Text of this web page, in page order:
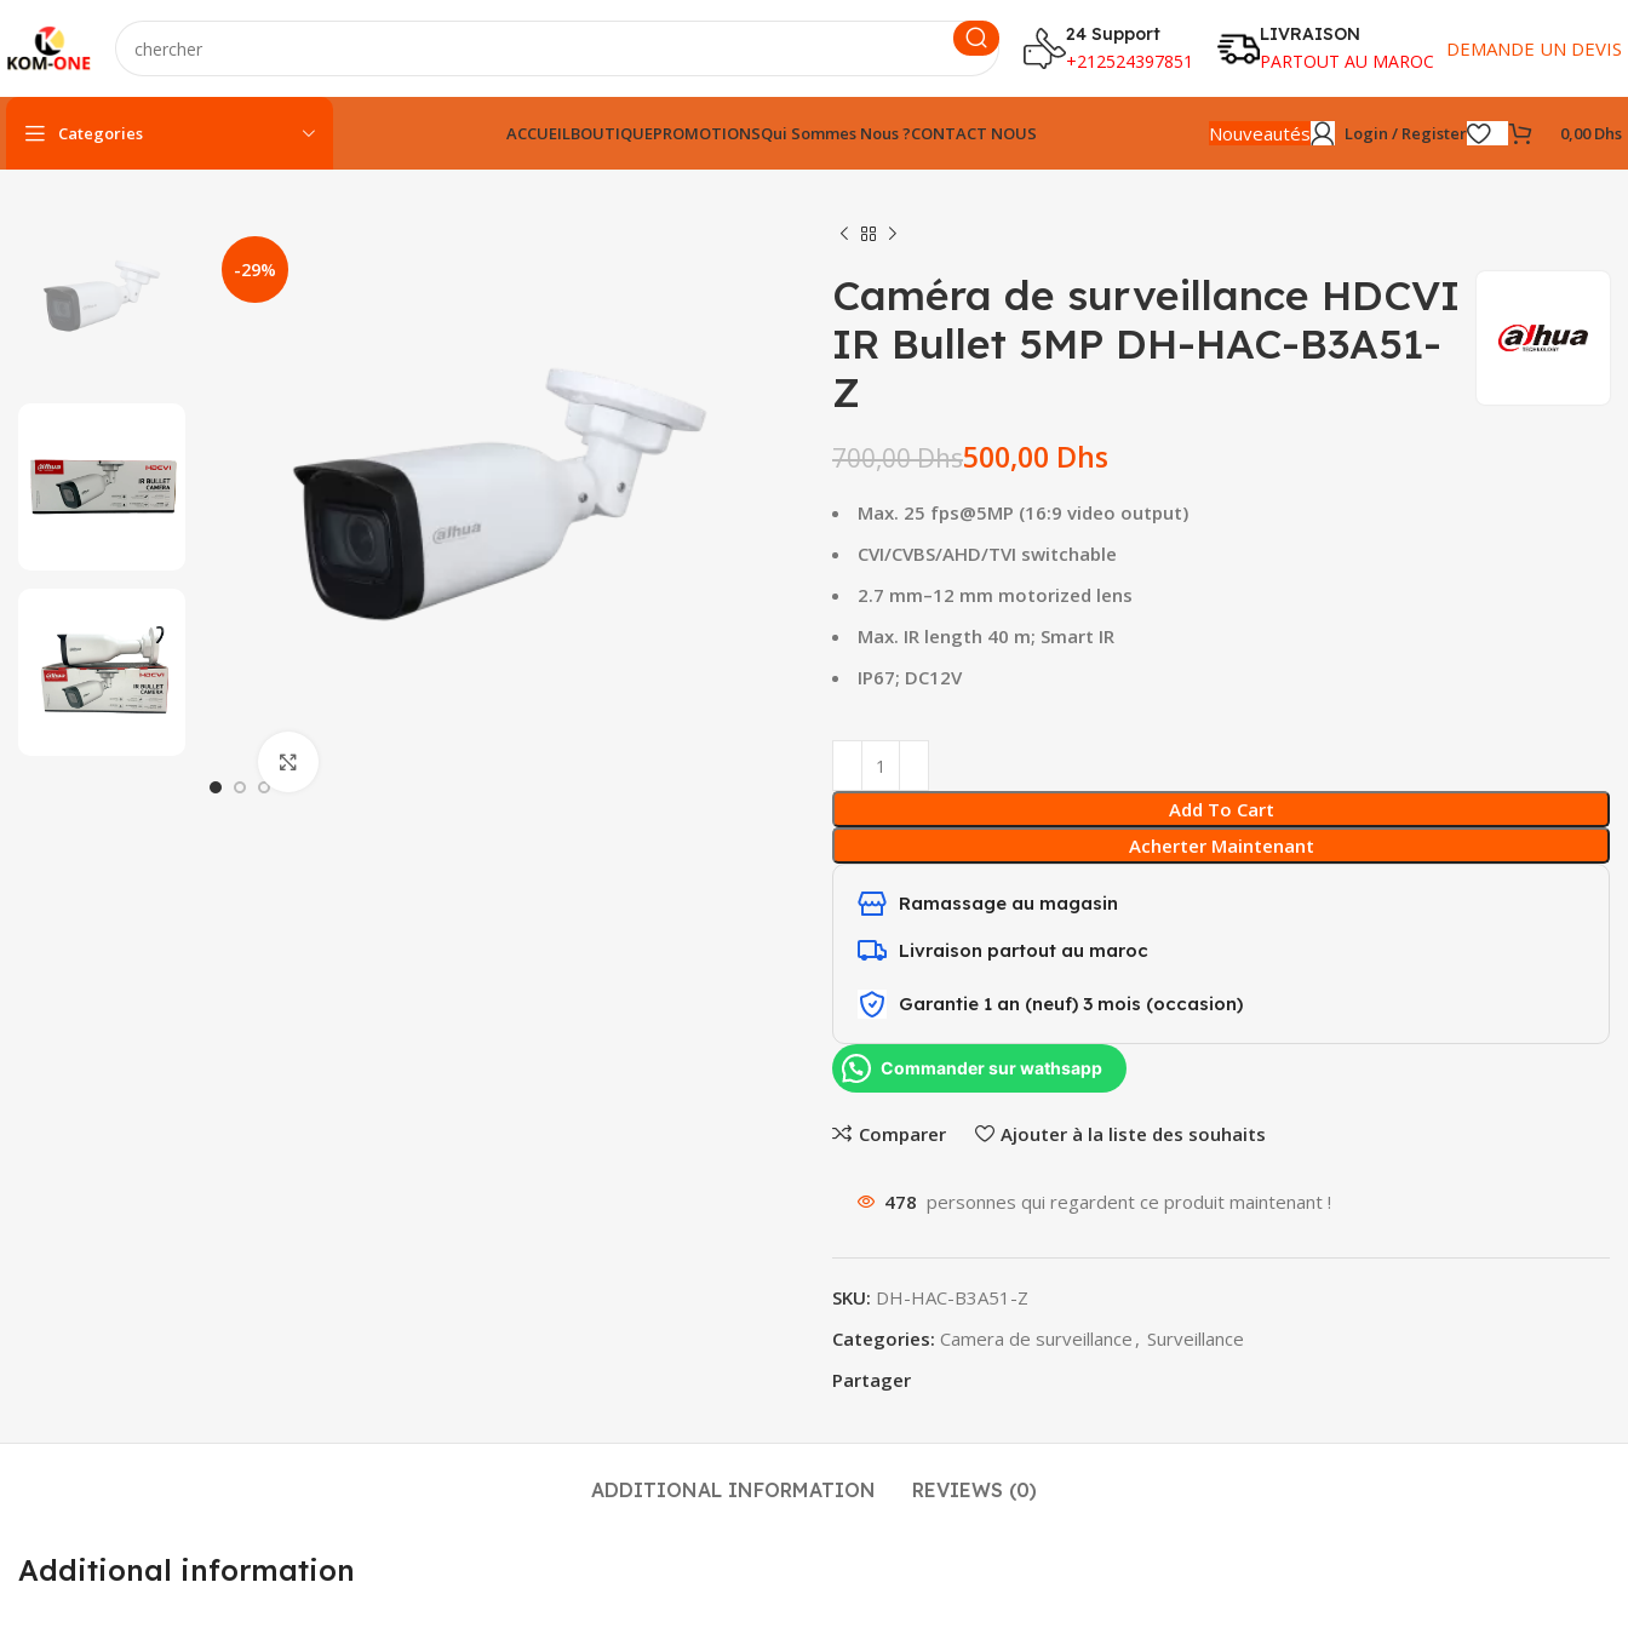
24 Support
+212524397851
LIVRAISON
PARTOUT AU MAROC DEMANDE UN DEVIS
Categories
Unité centarle
Unité centarle avec écran
Tout-en-un
ACCUEILBOUTIQUEPROMOTIONSQui Sommes Nous ?CONTACT NOUS Nouveautés Login / Register 0,00Dhs
-29%
Caméra de surveillance HDCVI
IR Bullet 5MP DH-HAC-B3A51-
Z
700,00Dhs500,00 Dhs
Max. 25 fps@5MP (16:9 video output)
CVI/CVBS/AHD/TVI switchable
2.7 mm–12 mm motorized lens
Max. IR length 40 m; Smart IR
IP67; DC12V
Add To Cart
Acherter Maintenant
Ramassage au magasin
Livraison partout au maroc
Garantie 1 an (neuf) 3 mois (occasion)​
Commander sur wathsapp
Comparer Ajouter à la liste des souhaits
478 personnes qui regardent ce produit maintenant !
SKU: DH-HAC-B3A51-Z
Categories: Camera de surveillance , Surveillance
Partager
ADDITIONAL INFORMATION REVIEWS (0)
Additional information